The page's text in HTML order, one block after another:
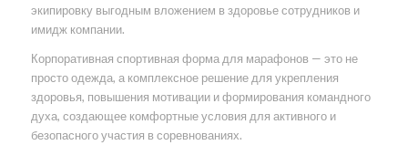
экипировку выгодным вложением в здоровье сотрудников и
имидж компании.
Корпоративная спортивная форма для марафонов — это не
просто одежда, а комплексное решение для укрепления
здоровья, повышения мотивации и формирования командного
духа, создающее комфортные условия для активного и
безопасного участия в соревнованиях.